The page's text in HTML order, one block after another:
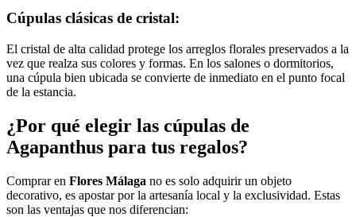
Cúpulas clásicas de cristal:
El cristal de alta calidad protege los arreglos florales preservados a la
vez que realza sus colores y formas. En los salones o dormitorios,
una cúpula bien ubicada se convierte de inmediato en el punto focal
de la estancia.
¿Por qué elegir las cúpulas de
Agapanthus para tus regalos?
Comprar en Flores Málaga no es solo adquirir un objeto
decorativo, es apostar por la artesanía local y la exclusividad. Estas
son las ventajas que nos diferencian: